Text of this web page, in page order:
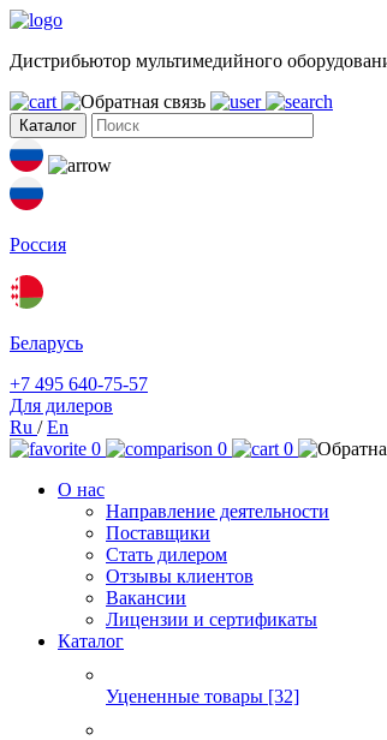
Дистрибьютор мультимедийного
Каталог
Россия
Беларусь
+7 495 640-75-57
Для дилеров
Ru /En
0
0
0
О нас
Направление деятельности
Поставщики
Стать дилером
Отзывы клиентов
Вакансии
Лицензии и сертификаты
Каталог
Уцененные товары [32]